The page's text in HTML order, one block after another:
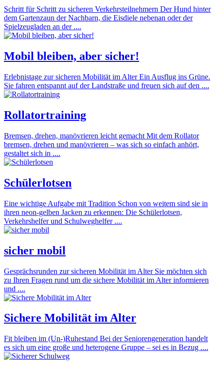
Schritt für Schritt zu sicheren Verkehrsteilnehmern Der Hund hinter
dem Gartenzaun der Nachbarn, die Eisdiele nebenan oder der
Spielzeugladen an der ....
Mobil bleiben, aber sicher!
Erlebnistage zur sicheren Mobilität im Alter Ein Ausflug ins Grüne.
Sie fahren entspannt auf der Landstraße und freuen sich auf den ....
Rollatortraining
Bremsen, drehen, manövrieren leicht gemacht Mit dem Rollator
bremsen, drehen und manövrieren – was sich so einfach anhört,
gestaltet sich in ....
Schülerlotsen
Eine wichtige Aufgabe mit Tradition Schon von weitem sind sie in
ihren neon-gelben Jacken zu erkennen: Die Schülerlotsen,
Verkehrshelfer und Schulweghelfer ....
sicher mobil
Gesprächsrunden zur sicheren Mobilität im Alter Sie möchten sich
zu Ihren Fragen rund um die sichere Mobilität im Alter informieren
und ....
Sichere Mobilität im Alter
Fit bleiben im (Un-)Ruhestand Bei der Seniorengeneration handelt
es sich um eine große und heterogene Gruppe – sei es in Bezug ....